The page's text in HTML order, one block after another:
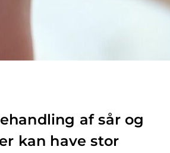
af sår og
kan have stor